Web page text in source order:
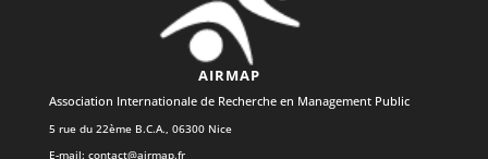
AIRMAP
Association Internationale de Recherche en Management Public
5 rue du 22ème B.C.A., 06300 Nice
E-mail: contact@airmap.fr